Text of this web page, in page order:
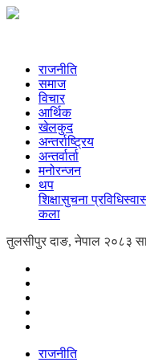
राजनीति
समाज
विचार
आर्थिक
खेलकुद
अन्तर्राष्ट्रिय
अन्तर्वार्ता
मनोरन्जन
थप
शिक्षासुचना प्रविधि
कला
तुलसीपुर दाङ, नेपाल २०८३
राजनीति